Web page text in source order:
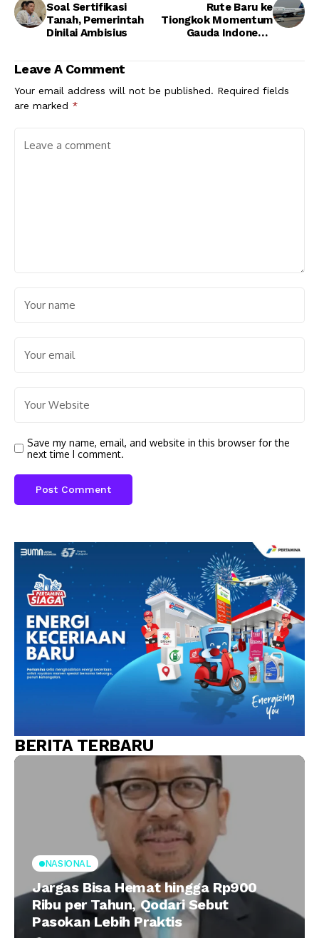
Soal Sertifikasi
Tanah, Pemerintah
Dinilai Ambisius
Rute Baru ke
Tiongkok Momentum
Gauda Indonesia
Leave A Comment
Your email address will not be published. Required fields
are marked *
Save my name, email, and website in this browser for the
next time I comment.
BERITA TERBARU
NASIONAL
Jargas Bisa Hemat hingga Rp900
Ribu per Tahun, Qodari Sebut
Pasokan Lebih Praktis